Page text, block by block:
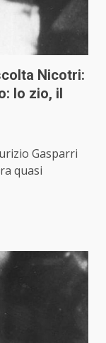
Nicotri:
lo zio, il
Gasparri
quasi